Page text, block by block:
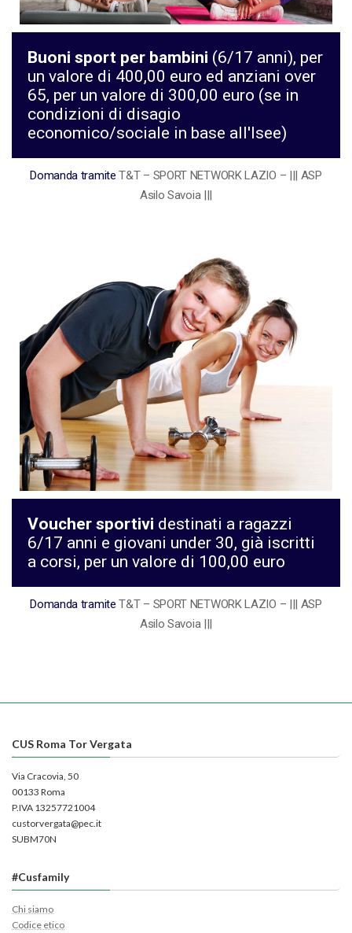
Buoni sport per bambini (6/17 anni), per
un valore di 400,00 euro ed anziani over
65, per un valore di 300,00 euro (se in
condizioni di disagio
economico/sociale in base all'Isee)
Domanda tramiteT&T – SPORT NETWORK LAZIO – ||| ASP
Asilo Savoia |||
Voucher sportivi destinati a ragazzi
6/17 anni e giovani under 30, già iscritti
a corsi, per un valore di 100,00 euro
Domanda tramiteT&T – SPORT NETWORK LAZIO – ||| ASP
Asilo Savoia |||
CUS Roma Tor Vergata
Via Cracovia, 50
00133 Roma
P.IVA 13257721004
custorvergata@pec.it
SUBM70N
#Cusfamily
Chi siamo
Codice etico